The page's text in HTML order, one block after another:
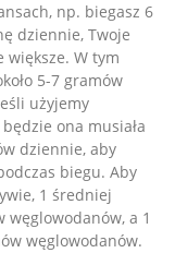
np. biegasz 6
dziennie, Twoje
większe. W tym
5-7 gramów
użyjemy
ona musiała
dziennie, aby
biegu. Aby
1 średniej
węglowodanów, a 1
węglowodanów.